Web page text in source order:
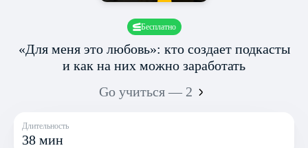
Бесплатно
«Для меня это любовь»: кто создает подкасты
и как на них можно заработать
Go учиться — 2
Длительность
38 мин